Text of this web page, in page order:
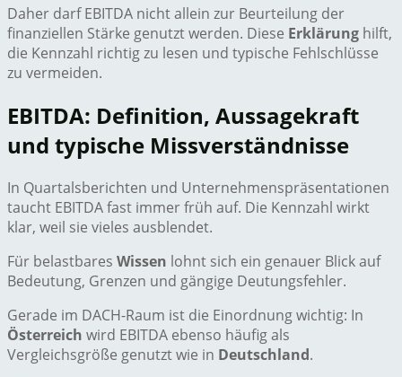
Daher darf EBITDA nicht allein zur Beurteilung der
finanziellen Stärke genutzt werden. Diese Erklärung hilft,
die Kennzahl richtig zu lesen und typische Fehlschlüsse
zu vermeiden.
EBITDA: Definition, Aussagekraft
und typische Missverständnisse
In Quartalsberichten und Unternehmenspräsentationen
taucht EBITDA fast immer früh auf. Die Kennzahl wirkt
klar, weil sie vieles ausblendet.
Für belastbares Wissen lohnt sich ein genauer Blick auf
Bedeutung, Grenzen und gängige Deutungsfehler.
Gerade im DACH-Raum ist die Einordnung wichtig: In
Österreich wird EBITDA ebenso häufig als
Vergleichsgröße genutzt wie in Deutschland.